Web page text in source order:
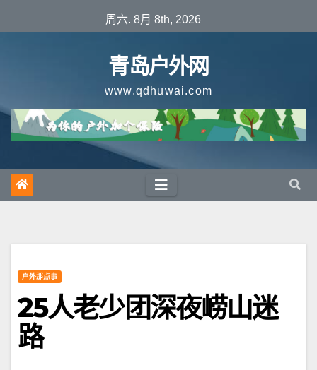
至
周六. 8月 8th, 2026
青岛户外网
www.qdhuwai.com
户外那点事
25人老少团深夜崂山迷
路